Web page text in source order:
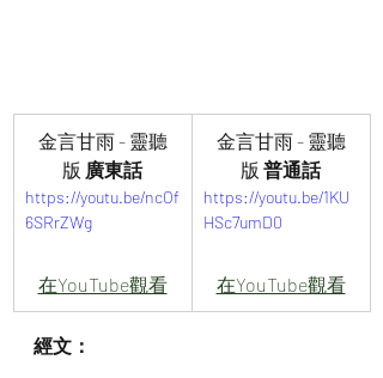
金言甘雨 - 靈聽
版 廣東話
https://youtu.be/ncOf
6SRrZWg
在YouTube觀看
金言甘雨 - 靈聽
版 普通話
https://youtu.be/1KU
HSc7umD0
在YouTube觀看
經文：